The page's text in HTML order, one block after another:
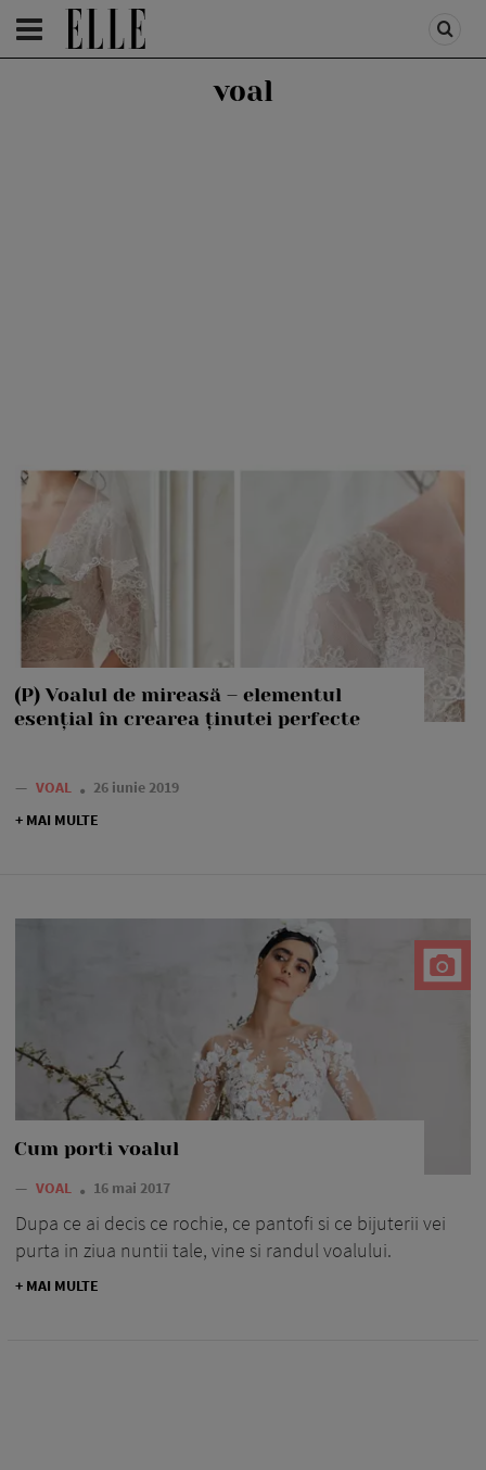
HOMEPAGE /ADVERTORIAL
voal
(P) Voalul de mireasă – elementul
esențial în crearea ținutei perfecte
— VOAL
26 iunie 2019
+ MAI MULTE
Cum porti voalul
— VOAL 16 mai 2017
Dupa ce ai decis ce rochie, ce pantofi si ce bijuterii vei
purta in ziua nuntii tale, vine si randul voalului.
+ MAI MULTE